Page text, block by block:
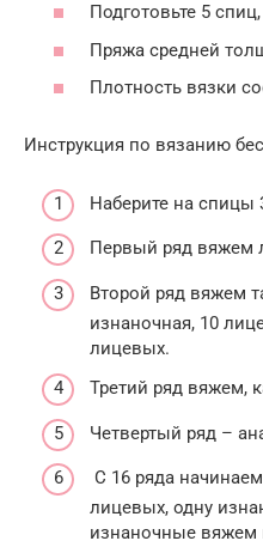
Подготовьте 5
Пряжа средней
Плотность вязки
Инструкция по вязанию
Наберите на спицы
Первый ряд вяжем
Второй ряд вяжем
изнаночная, 10
лицевых.
Третий ряд вяжем,
Четвертый ряд –
С 16 ряда
лицевых, одну
изнаночные вяжем